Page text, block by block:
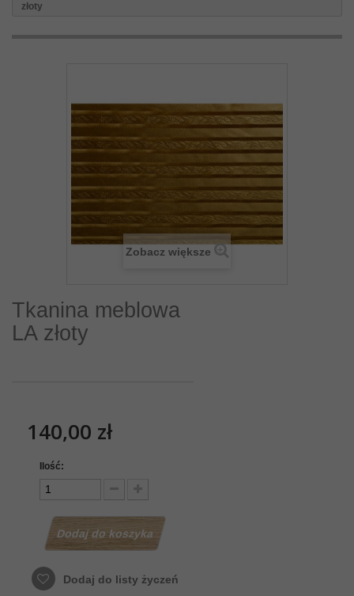
złoty
Zobacz większe
Tkanina meblowa
LA złoty
140,00 zł
Ilość:
Dodaj do koszyka
Dodaj do listy życzeń